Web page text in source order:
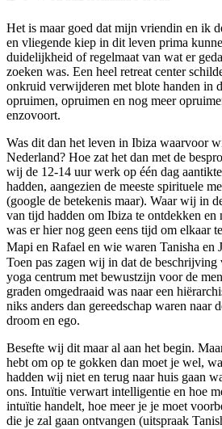
Het is maar goed dat mijn vriendin en ik
en vliegende kiep in dit leven prima
duidelijkheid of regelmaat van wat er
zoeken was. Een heel retreat center
onkruid verwijderen met blote handen in
opruimen, opruimen en nog meer
enzovoort.
Was dit dan het leven in Ibiza waarvoor
Nederland? Hoe zat het dan met de
wij de 12-14 uur werk op één dag
hadden, aangezien de meeste spirituele
(google de betekenis maar). Waar wij in
van tijd hadden om Ibiza te ontdekken en
was er hier nog geen eens tijd om elkaar
Mapi en Rafael en wie waren Tanisha en
Toen pas zagen wij in dat de beschrijving
yoga centrum met bewustzijn voor de
graden omgedraaid was naar een
niks anders dan gereedschap waren naar
droom en ego.
Besefte wij dit maar al aan het begin.
hebt om op te gokken dan moet je wel,
hadden wij niet en terug naar huis gaan
ons. Intuïtie verwart intelligentie en hoe
intuïtie handelt, hoe meer je je moet
die je zal gaan ontvangen (uitspraak